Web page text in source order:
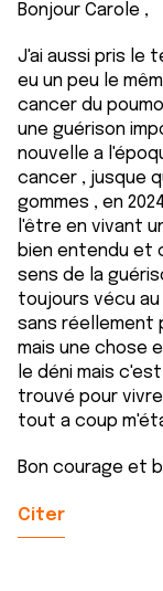
Bonjour Carole ,
J'ai aussi pris le
eu un peu le
cancer du
une guérison
nouvelle a
cancer , jusque
gommes , en
l'être en vivant
bien entendu et
sens de la
toujours vécu
sans réellement
mais une chose
le déni mais
trouvé pour
tout a coup
Bon courage et
Citer